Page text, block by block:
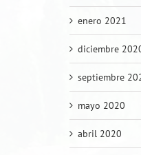
enero 2021
diciembre
septiembre
mayo 2020
abril 2020